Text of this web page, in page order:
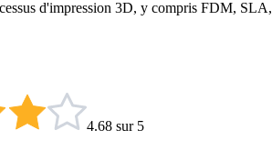
d'impression 3D, y compris FDM,
4.68 sur 5